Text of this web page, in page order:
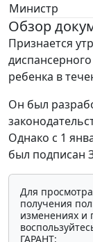
Министр
Обзор
Признается
ребенка в
Он был
Однако с 1
был подписан
Для просмотра
получения
изменениях и
ГАРАНТ: